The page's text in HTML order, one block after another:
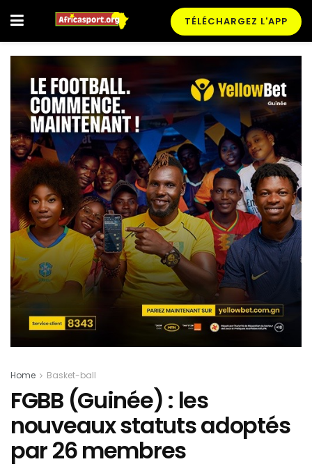
TÉLÉCHARGEZ L'APP
Home Basket-ball
FGBB (Guinée) : les
nouveaux statuts adoptés
par 26 membres